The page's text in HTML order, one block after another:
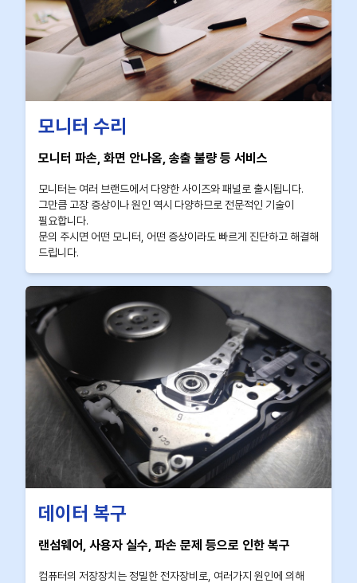
모니터 수리
모니터 파손, 화면 안나옴, 송출 불량 등 서비스
모니터는 여러 브랜드에서 다양한 사이즈와 패널로 출시됩니다.
그만큼 고장 증상이나 원인 역시 다양하므로 전문적인 기술이
필요합니다.
문의 주시면 어떤 모니터, 어떤 증상이라도 빠르게 진단하고 해결해
드립니다.
데이터 복구
랜섬웨어, 사용자 실수, 파손 문제 등으로 인한 복구
컴퓨터의 저장장치는 정밀한 전자장비로, 여러가지 원인에 의해